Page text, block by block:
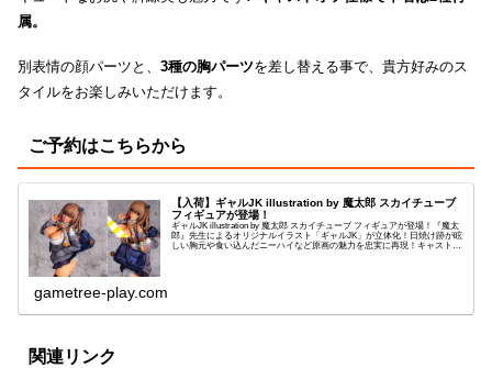
属。
別表情の顔パーツと、 3種の胸パーツを差し替える事で、貴方好みのス
タイルをお楽しみいただけます。
ご予約はこちらから
【入荷】ギャルJK illustration by 魔太郎 スカイチューブ
フィギュアが登場！
ギャルJK illustration by 魔太郎 スカイチューブ フィギュアが登場！『魔太
郎』先生によるオリジナルイラスト「ギャルJK」が立体化！日焼け跡が眩
しい胸元や食い込んだニーハイなど原画の魅力を忠実に再現！キャストオ
gametree-play.com
関連リンク